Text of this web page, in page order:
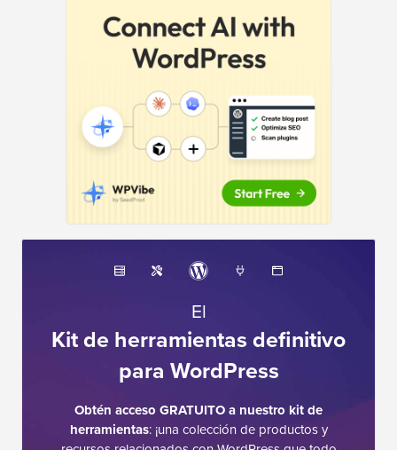
El
Kit de herramientas definitivo
para WordPress
Obtén acceso GRATUITO a nuestro kit de
herramientas: ¡una colección de productos y